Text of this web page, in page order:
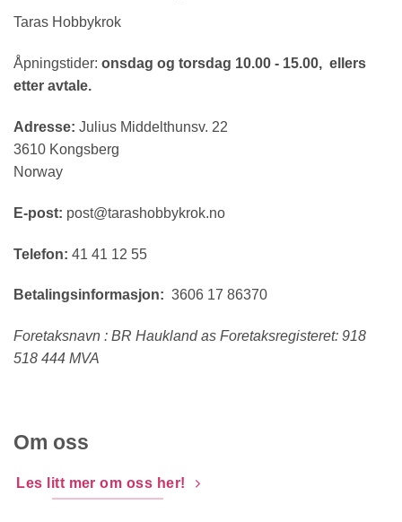
Taras Hobbykrok
Åpningstider: onsdag og torsdag 10.00 - 15.00, ellers
etter avtale.
Adresse: Julius Middelthunsv. 22
3610 Kongsberg
Norway
E-post: post@tarashobbykrok.no
Telefon: 41 41 12 55
Betalingsinformasjon: 3606 17 86370
Foretaksnavn : BR Haukland as Foretaksregisteret: 918
518 444 MVA
Om oss
Les litt mer om oss her!